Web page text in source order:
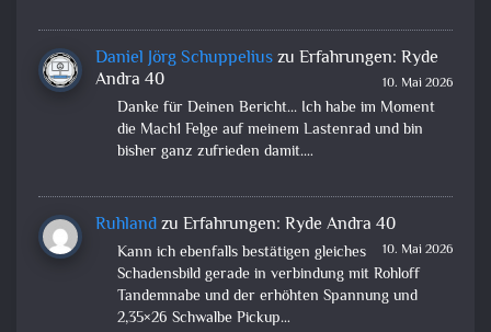
Daniel Jörg Schuppeliuszu Erfahrungen: Ryde
Andra 40
10. Mai 2026
Danke für Deinen Bericht... Ich habe im Moment
die Mach1 Felge auf meinem Lastenrad und bin
bisher ganz zufrieden damit.…
Ruhlandzu Erfahrungen: Ryde Andra 40
10. Mai 2026
Kann ich ebenfalls bestätigen gleiches
Schadensbild gerade in verbindung mit Rohloff
Tandemnabe und der erhöhten Spannung und
2,35×26 Schwalbe Pickup…